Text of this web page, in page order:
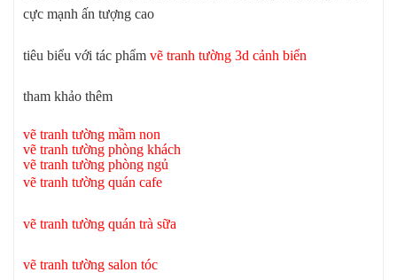
cực mạnh ấn tượng cao
tiêu biểu với tác phẩm vẽ tranh tường 3d cảnh biển
tham khảo thêm
vẽ tranh tường mầm non
vẽ tranh tường phòng khách
vẽ tranh tường phòng ngủ
vẽ tranh tường quán cafe
vẽ tranh tường quán trà sữa
vẽ tranh tường salon tóc